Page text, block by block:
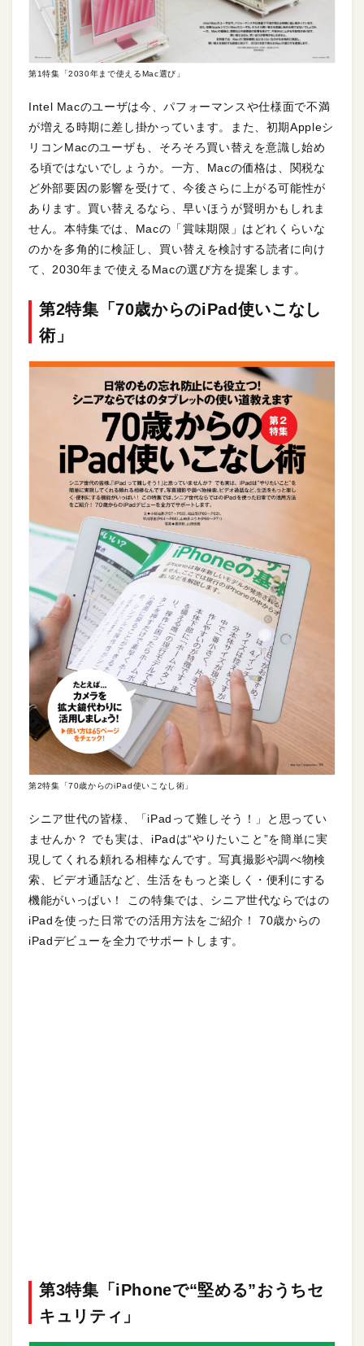
第1特集「2030年まで使えるMac選び」
Intel Macのユーザは今、パフォーマンスや仕様面で不満
が増える時期に差し掛かっています。また、初期Appleシ
リコンMacのユーザも、そろそろ買い替えを意識し始め
る頃ではないでしょうか。一方、Macの価格は、関税な
ど外部要因の影響を受けて、今後さらに上がる可能性が
あります。買い替えるなら、早いほうが賢明かもしれま
せん。本特集では、Macの「賞味期限」はどれくらいな
のかを多角的に検証し、買い替えを検討する読者に向け
て、2030年まで使えるMacの選び方を提案します。
第2特集「70歳からのiPad使いこなし
術」
第2特集「70歳からのiPad使いこなし術」
シニア世代の皆様、「iPadって難しそう！」と思ってい
ませんか？ でも実は、iPadは“やりたいこと”を簡単に実
現してくれる頼れる相棒なんです。写真撮影や調べ物検
索、ビデオ通話など、生活をもっと楽しく・便利にする
機能がいっぱい！ この特集では、シニア世代ならではの
iPadを使った日常での活用方法をご紹介！ 70歳からの
iPadデビューを全力でサポートします。
第3特集「iPhoneで“堅める”おうちセ
キュリティ」